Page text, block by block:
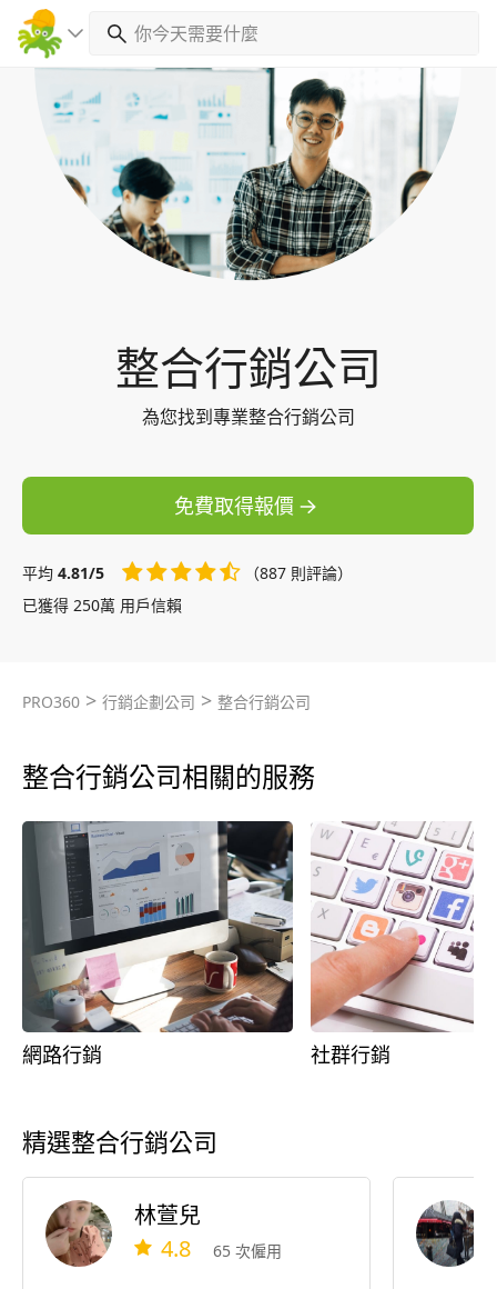
整合行銷公司
為您找到專業整合行銷公司
免費取得報價
平均 4.81/5
（887 則評論）
已獲得 250萬 用戶信賴
PRO360 > 行銷企劃公司 > 整合行銷公司
整合行銷公司相關的服務
網路行銷 社群行銷
精選整合行銷公司
林萱兒
4.8 65 次僱用